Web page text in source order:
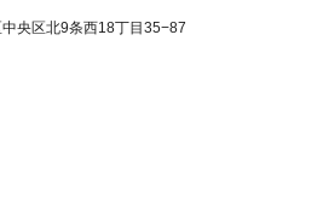
央区北9条西18丁目35−87